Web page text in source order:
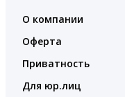
О компании
Оферта
Приватность
Для юр.лиц